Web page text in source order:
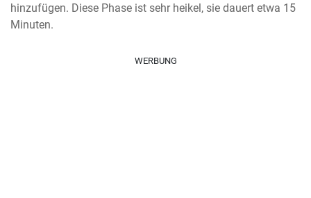
hinzufügen. Diese Phase ist sehr heikel, sie dauert etwa 15
Minuten.
WERBUNG